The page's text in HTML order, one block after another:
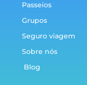
Passeios
Grupos
Seguro viagem
Sobre nós
Blog